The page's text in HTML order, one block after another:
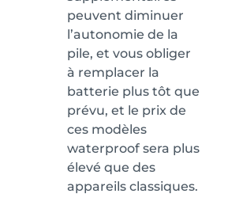
peuvent diminuer
l’autonomie de la
pile, et vous obliger
à remplacer la
batterie plus tôt que
prévu, et le prix de
ces modèles
waterproof sera plus
élevé que des
appareils classiques.